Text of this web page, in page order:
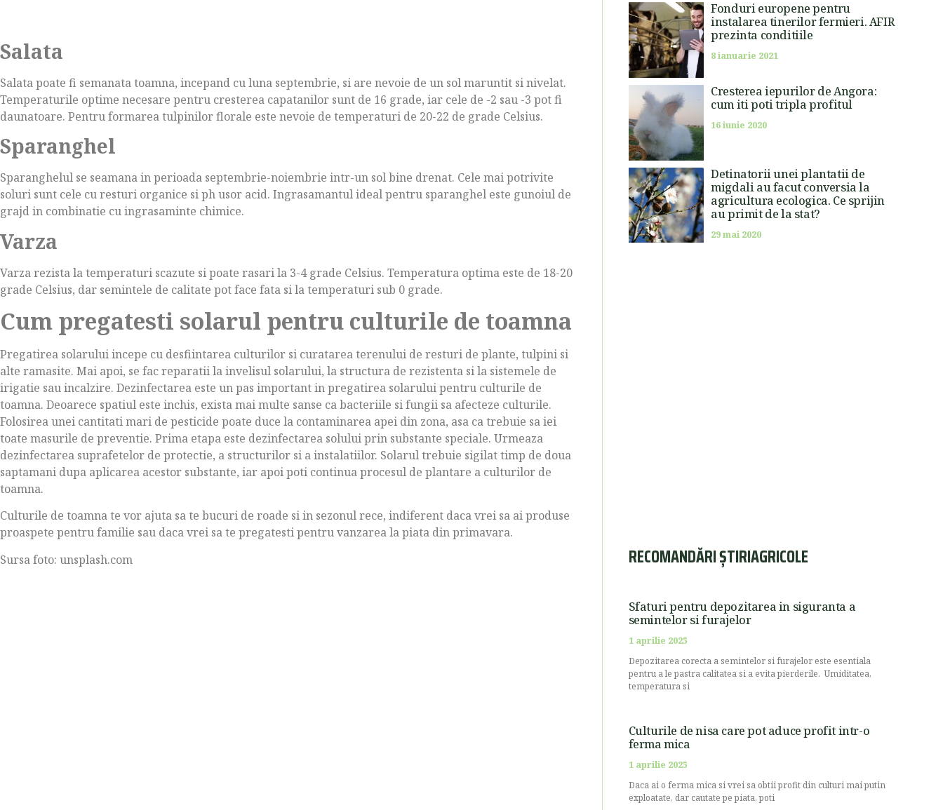
Salata
Salata poate fi semanata toamna, incepand cu luna septembrie, si are nevoie de un sol maruntit si nivelat.
Temperaturile optime necesare pentru cresterea capatanilor sunt de 16 grade, iar cele de -2 sau -3 pot fi
daunatoare. Pentru formarea tulpinilor florale este nevoie de temperaturi de 20-22 de grade Celsius.
Sparanghel
Sparanghelul se seamana in perioada septembrie-noiembrie intr-un sol bine drenat. Cele mai potrivite
soluri sunt cele cu resturi organice si ph usor acid. Ingrasamantul ideal pentru sparanghel este gunoiul de
grajd in combinatie cu ingrasaminte chimice.
Varza
Varza rezista la temperaturi scazute si poate rasari la 3-4 grade Celsius. Temperatura optima este de 18-20
grade Celsius, dar semintele de calitate pot face fata si la temperaturi sub 0 grade.
Cum pregatesti solarul pentru culturile de toamna
Pregatirea solarului incepe cu desfiintarea culturilor si curatarea terenului de resturi de plante, tulpini si
alte ramasite. Mai apoi, se fac reparatii la invelisul solarului, la structura de rezistenta si la sistemele de
irigatie sau incalzire. Dezinfectarea este un pas important in pregatirea solarului pentru culturile de
toamna. Deoarece spatiul este inchis, exista mai multe sanse ca bacteriile si fungii sa afecteze culturile.
Folosirea unei cantitati mari de pesticide poate duce la contaminarea apei din zona, asa ca trebuie sa iei
toate masurile de preventie. Prima etapa este dezinfectarea solului prin substante speciale. Urmeaza
dezinfectarea suprafetelor de protectie, a structurilor si a instalatiilor. Solarul trebuie sigilat timp de doua
saptamani dupa aplicarea acestor substante, iar apoi poti continua procesul de plantare a culturilor de
toamna.
Culturile de toamna te vor ajuta sa te bucuri de roade si in sezonul rece, indiferent daca vrei sa ai produse
proaspete pentru familie sau daca vrei sa te pregatesti pentru vanzarea la piata din primavara.
Sursa foto: unsplash.com
Fonduri europene pentru
instalarea tinerilor fermieri. AFIR
prezinta conditiile
8 ianuarie 2021
Cresterea iepurilor de Angora:
cum iti poti tripla profitul
16 iunie 2020
Detinatorii unei plantatii de
migdali au facut conversia la
agricultura ecologica. Ce sprijin
au primit de la stat?
29 mai 2020
RECOMANDĂRI ȘTIRIAGRICOLE
Sfaturi pentru depozitarea in siguranta a
semintelor si furajelor
1 aprilie 2025
Depozitarea corecta a semintelor si furajelor este esentiala
pentru a le pastra calitatea si a evita pierderile. Umiditatea,
temperatura si
Culturile de nisa care pot aduce profit intr-o
ferma mica
1 aprilie 2025
Daca ai o ferma mica si vrei sa obtii profit din culturi mai putin
exploatate, dar cautate pe piata, poti